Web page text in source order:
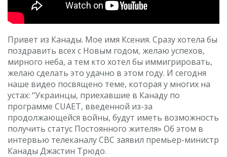
Привет из Канады. Мое имя Ксения. Сразу хотела бы
поздравить всех с Новым годом, желаю успехов,
мирного неба, а тем кто хотел бы иммигрировать,
желаю сделать это удачно в этом году. И сегодня
наше видео посвящено теме, которая у многих на
устах: “Украинцы, приехавшие в Канаду по
программе CUAET, введенной из-за
продолжающейся войны, будут иметь возможность
получить статус Постоянного жителя» Об этом в
интервью телеканалу CBC заявил премьер-министр
Канады Джастин Трюдо.